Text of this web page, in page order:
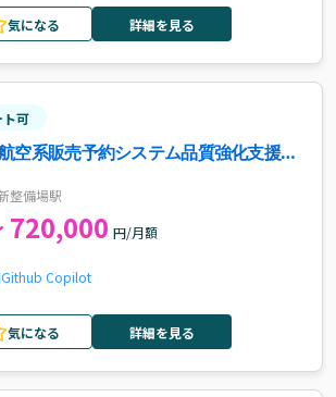
気になる 詳細を見る
ト可
航空系販売予約システム品質強化支援案
整備場駅
720,000 円/月額
Github Copilot
気になる 詳細を見る